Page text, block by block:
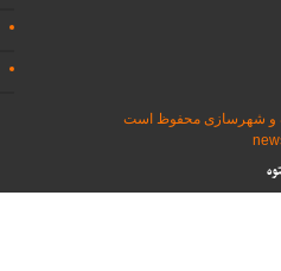
و شهرسازی محفوظ است